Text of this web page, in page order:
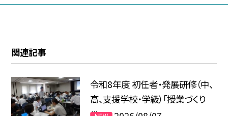
関連記事
令和8年度 初任者・発展研修（中、
高、支援学校・学級）「授業づくり